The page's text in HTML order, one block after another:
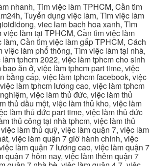
nhanh, Tìm việc làm TPHCM, Cần tìm
Tuyển dụng việc làm, Tìm việc làm
viec lam bach hoa xanh, Tìm
việc làm tại TPHCM, Cần tìm việc làm
Cần tìm việc làm gấp TPHCM, Cách
việc làm phổ thông, Tìm việc làm tại nhà,
tphcm 2022, việc làm tphcm cho sinh
ăn ở, việc làm tphcm part time, việc
bằng cấp, việc làm tphcm facebook, việc
làm tphcm lương cao, việc làm tphcm
việc làm thủ đức, việc làm thủ
thủ dầu một, việc làm thủ kho, việc làm
làm thủ đức part time, việc làm thủ đức
thủ công tại nhà tphcm, việc làm thủ
làm thủ quỹ, việc làm quận 7, việc làm
việc làm quận 7 giờ hành chính, việc
làm quận 7 lương cao, việc làm quận 7
quận 7 hôm nay, việc làm thêm quận 7